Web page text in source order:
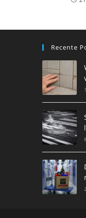
Recente